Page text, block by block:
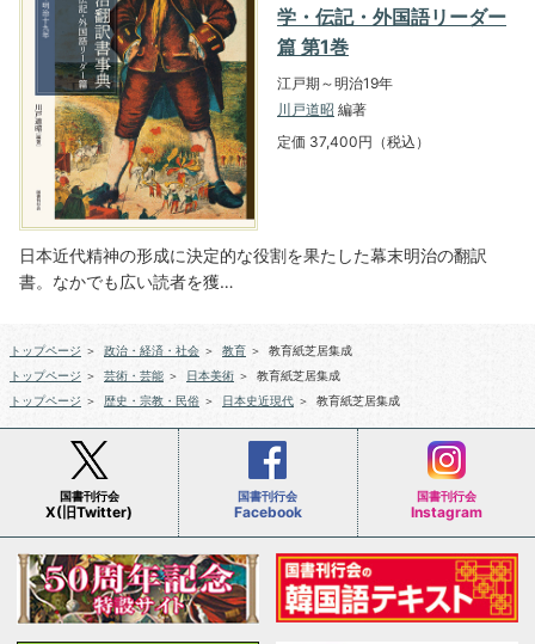
学・伝記・外国語リーダー
篇 第1巻
江戸期～明治19年
川戸道昭 編著
定価 37,400円（税込）
日本近代精神の形成に決定的な役割を果たした幕末明治の翻訳
書。なかでも広い読者を獲…
トップページ ＞ 政治・経済・社会 ＞ 教育 ＞
教育紙芝居集成
トップページ ＞ 芸術・芸能 ＞ 日本美術 ＞
教育紙芝居集成
トップページ ＞ 歴史・宗教・民俗 ＞ 日本史近現代 ＞ 教育紙芝居集成
国書刊行会
X(旧Twitter)
国書刊行会
Facebook
国書刊行会
Instagram